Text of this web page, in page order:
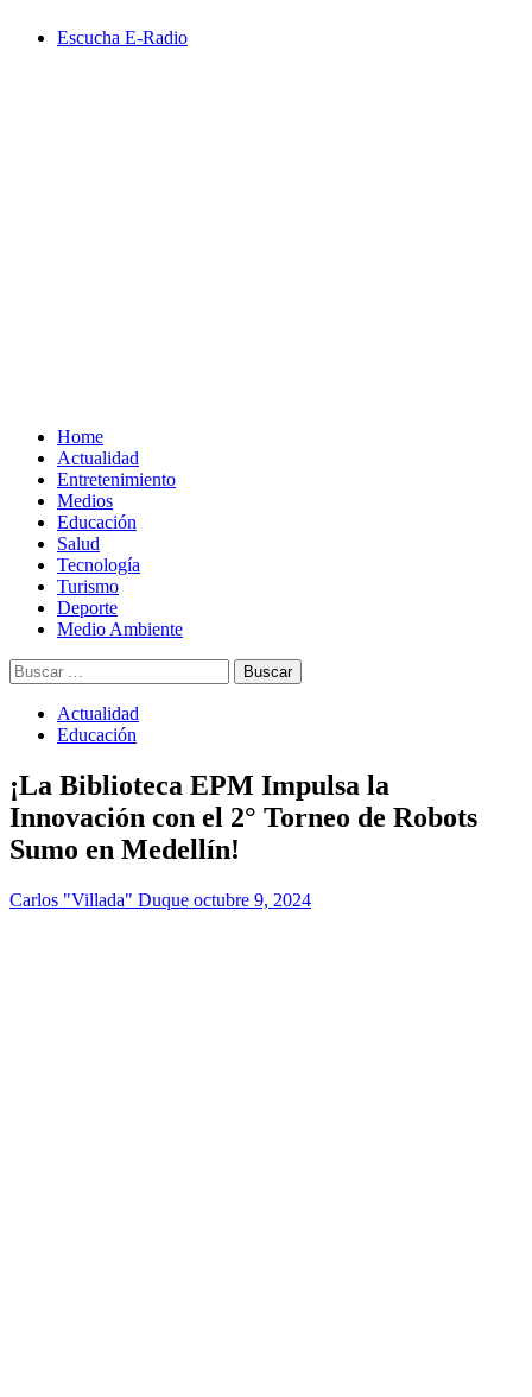
Escucha E-Radio
Home
Actualidad
Entretenimiento
Medios
Educación
Salud
Tecnología
Turismo
Deporte
Medio Ambiente
Buscar:
Actualidad
Educación
¡La Biblioteca EPM Impulsa la
Innovación con el 2° Torneo de Robots
Sumo en Medellín!
Carlos "Villada" Duque octubre 9, 2024